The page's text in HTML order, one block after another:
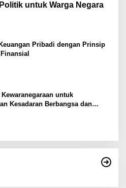
untuk Warga Negara
Pribadi dengan Prinsip
untuk
Kesadaran Berbangsa dan